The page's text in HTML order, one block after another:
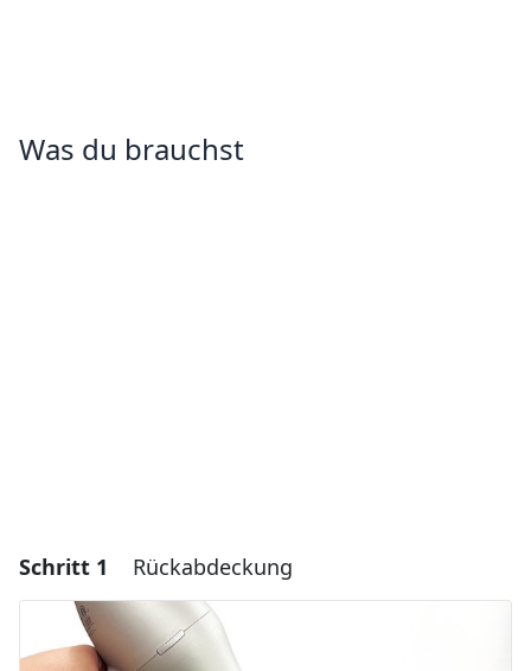
Was du brauchst
Schritt 1 Rückabdeckung